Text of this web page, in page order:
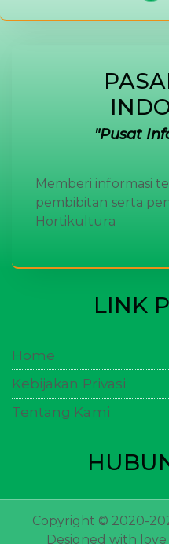
Pusat
Memberi informasi
pembibitan serta
Hortikultura
LINK
Home
Kebijakan Privasi
Tentang Kami
Copyright © 2020-
Designed with